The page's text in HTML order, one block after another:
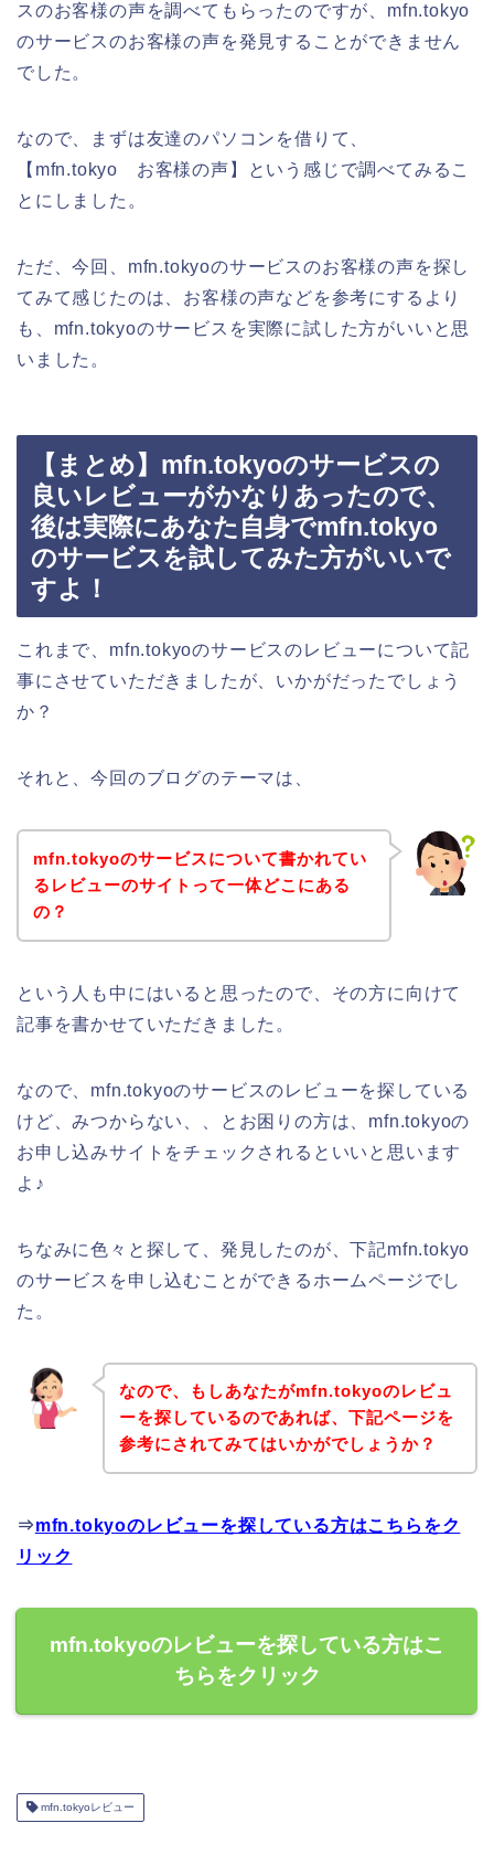
スのお客様の声を調べてもらったのですが、mfn.tokyo
のサービスのお客様の声を発見することができません
でした。
なので、まずは友達のパソコンを借りて、
【mfn.tokyo お客様の声】という感じで調べてみるこ
とにしました。
ただ、今回、mfn.tokyoのサービスのお客様の声を探し
てみて感じたのは、お客様の声などを参考にするより
も、mfn.tokyoのサービスを実際に試した方がいいと思
いました。
【まとめ】mfn.tokyoのサービスの
良いレビューがかなりあったので、
後は実際にあなた自身でmfn.tokyo
のサービスを試してみた方がいいで
すよ！
これまで、mfn.tokyoのサービスのレビューについて記
事にさせていただきましたが、いかがだったでしょう
か？
それと、今回のブログのテーマは、
mfn.tokyoのサービスについて書かれてい
るレビューのサイトって一体どこにある
の？
という人も中にはいると思ったので、その方に向けて
記事を書かせていただきました。
なので、mfn.tokyoのサービスのレビューを探している
けど、みつからない、、とお困りの方は、mfn.tokyoの
お申し込みサイトをチェックされるといいと思います
よ♪
ちなみに色々と探して、発見したのが、下記mfn.tokyo
のサービスを申し込むことができるホームページでし
た。
なので、もしあなたがmfn.tokyoのレビュ
ーを探しているのであれば、下記ページを
参考にされてみてはいかがでしょうか？
⇒mfn.tokyoのレビューを探している方はこちらをク
リック
mfn.tokyoのレビューを探している方はこ
ちらをクリック
mfn.tokyoレビュー